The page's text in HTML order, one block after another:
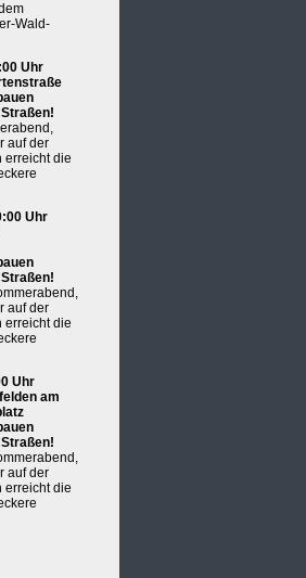
Wald-
Uhr
auf der
erreicht die
Uhr
auf der
erreicht die
Uhr
am
auf der
erreicht die